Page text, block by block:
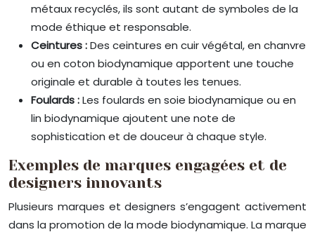
métaux recyclés, ils sont autant de symboles de la
mode éthique et responsable.
Ceintures :Des ceintures en cuir végétal, en chanvre
ou en coton biodynamique apportent une touche
originale et durable à toutes les tenues.
Foulards :Les foulards en soie biodynamique ou en
lin biodynamique ajoutent une note de
sophistication et de douceur à chaque style.
Exemples de marques engagées et de
designers innovants
Plusieurs marques et designers s’engagent activement
dans la promotion de la mode biodynamique. La marque